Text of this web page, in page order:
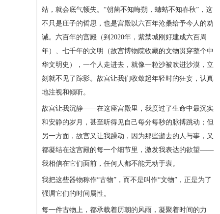
站，就会底气顿失。“朝菌不知晦朔，蟪蛄不知春秋”，这
不只是庄子的哲思，也是宫殿以六百年沧桑给予今人的劝
诫。六百年的宫殿（到2020年，紫禁城刚好建成六百周
年）、七千年的文明（故宫博物院收藏的文物贯穿整个中
华文明史），一个人走进去，就像一粒沙被吹进沙漠，立
刻就不见了踪影。故宫让我们收敛起年轻时的狂妄，认真
地注视和倾听。
故宫让我沉静——在这座宫殿里，我度过了生命中最沉实
和安静的岁月，甚至听得见自己每分每秒的脉搏跳动；但
另一方面，故宫又让我躁动，因为那些逝去的人与事，又
都凝结在这宫殿的每一个细节里，激发我表达的欲望——
我相信在它们面前，任何人都不能无动于衷。
我把这些器物称作“古物”，而不是叫作“文物”，正是为了
强调它们的时间属性。
每一件古物上，都承载着历朝的风雨，凝聚着时间的力